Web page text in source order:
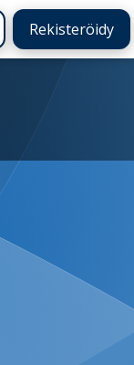
Rekisteröidy